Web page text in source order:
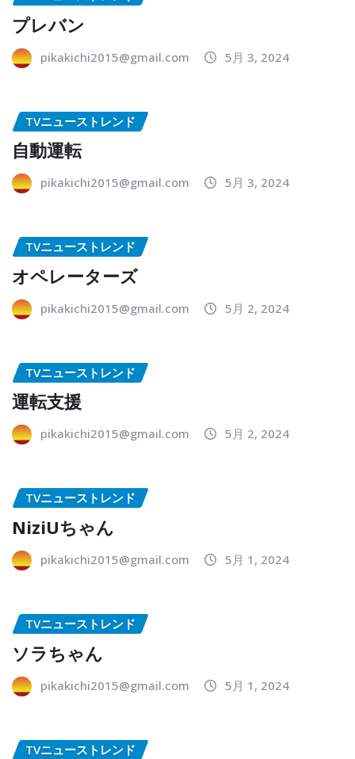
プレバン
pikakichi2015@gmail.com 5月 3, 2024
TVニューストレンド
自動運転
pikakichi2015@gmail.com 5月 3, 2024
TVニューストレンド
オペレーターズ
pikakichi2015@gmail.com 5月 2, 2024
TVニューストレンド
運転支援
pikakichi2015@gmail.com 5月 2, 2024
TVニューストレンド
NiziUちゃん
pikakichi2015@gmail.com 5月 1, 2024
TVニューストレンド
ソラちゃん
pikakichi2015@gmail.com 5月 1, 2024
TVニューストレンド